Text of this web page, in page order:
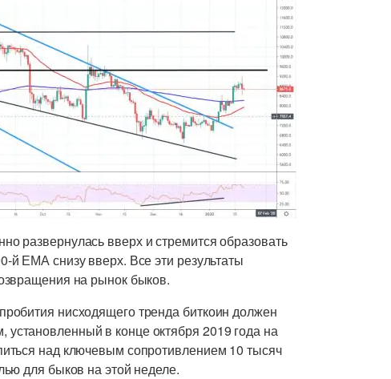
развернулась вверх и стремится образовать
й ЕМА снизу вверх. Все эти результаты
на рынок быков.
нисходящего тренда биткоин должен
в конце октября 2019 года на
над ключевым сопротивлением 10 тысяч
для быков на этой неделе.